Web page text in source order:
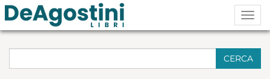
CERCA